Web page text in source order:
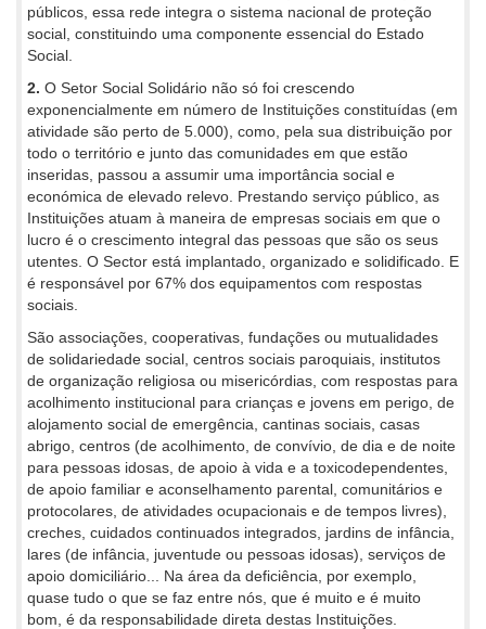
públicos, essa rede integra o sistema nacional de proteção
social, constituindo uma componente essencial do Estado
Social.
2. O Setor Social Solidário não só foi crescendo
exponencialmente em número de Instituições constituídas (em
atividade são perto de 5.000), como, pela sua distribuição por
todo o território e junto das comunidades em que estão
inseridas, passou a assumir uma importância social e
económica de elevado relevo. Prestando serviço público, as
Instituições atuam à maneira de empresas sociais em que o
lucro é o crescimento integral das pessoas que são os seus
utentes. O Sector está implantado, organizado e solidificado. E
é responsável por 67% dos equipamentos com respostas
sociais.
São associações, cooperativas, fundações ou mutualidades
de solidariedade social, centros sociais paroquiais, institutos
de organização religiosa ou misericórdias, com respostas para
acolhimento institucional para crianças e jovens em perigo, de
alojamento social de emergência, cantinas sociais, casas
abrigo, centros (de acolhimento, de convívio, de dia e de noite
para pessoas idosas, de apoio à vida e a toxicodependentes,
de apoio familiar e aconselhamento parental, comunitários e
protocolares, de atividades ocupacionais e de tempos livres),
creches, cuidados continuados integrados, jardins de infância,
lares (de infância, juventude ou pessoas idosas), serviços de
apoio domiciliário... Na área da deficiência, por exemplo,
quase tudo o que se faz entre nós, que é muito e é muito
bom, é da responsabilidade direta destas Instituições.